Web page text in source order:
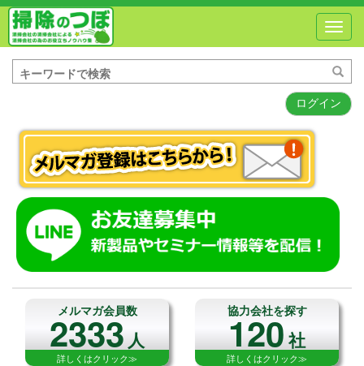
ログイン
メルマガ会員数
2333人
詳しくはクリック≫
協力会社を探す
120社
詳しくはクリック≫